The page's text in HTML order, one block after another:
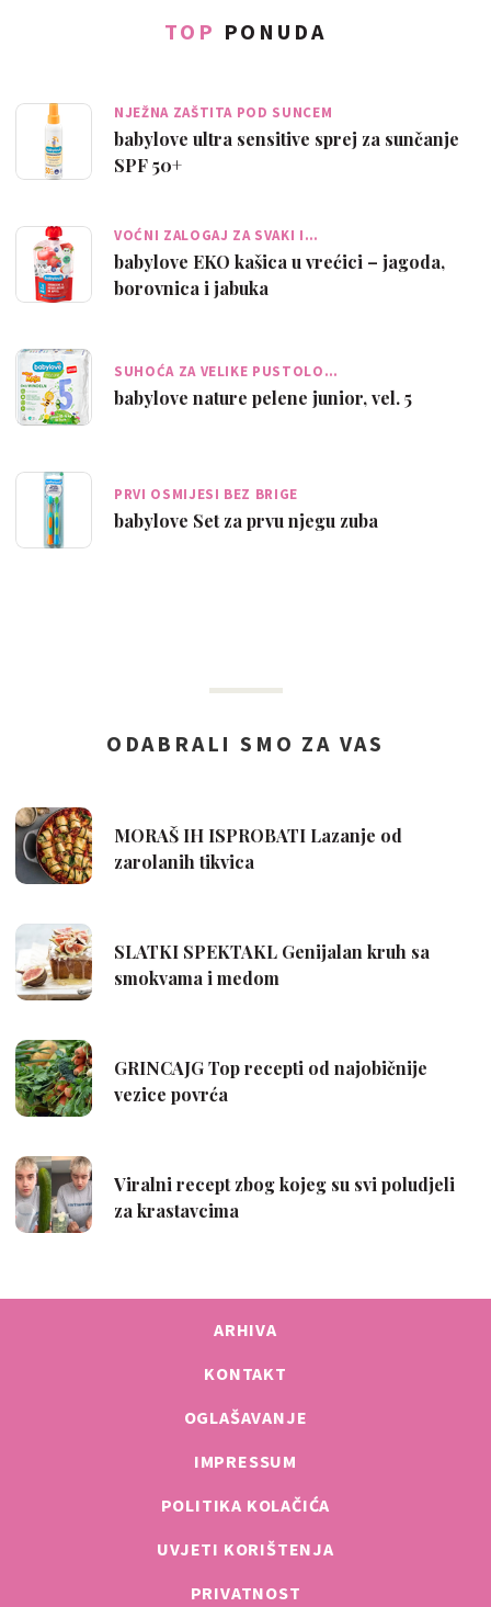
TOP PONUDA
NJEŽNA ZAŠTITA POD SUNCEM
babylove ultra sensitive sprej za sunčanje
SPF 50+
VOĆNI ZALOGAJ ZA SVAKI I…
babylove EKO kašica u vrećici – jagoda,
borovnica i jabuka
SUHOĆA ZA VELIKE PUSTOLO…
babylove nature pelene junior, vel. 5
PRVI OSMIJESI BEZ BRIGE
babylove Set za prvu njegu zuba
ARHIVA
KONTAKT
OGLAŠAVANJE
IMPRESSUM
POLITIKA KOLAČIĆA
UVJETI KORIŠTENJA
PRIVATNOST